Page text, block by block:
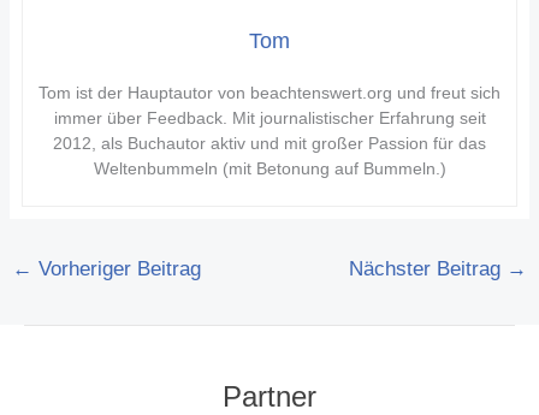
Tom
Tom ist der Hauptautor von beachtenswert.org und freut sich
immer über Feedback. Mit journalistischer Erfahrung seit
2012, als Buchautor aktiv und mit großer Passion für das
Weltenbummeln (mit Betonung auf Bummeln.)
← Vorheriger Beitrag Nächster Beitrag →
Partner